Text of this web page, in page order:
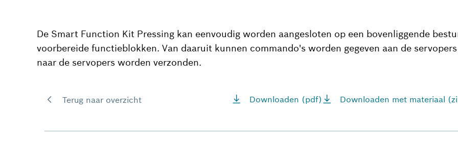
De Smart Function Kit Pressing kan eenvoudig worden aangesloten op een bovenliggende
voorbereide functieblokken. Van daaruit kunnen commando's worden gegeven aan de
naar de servopers worden verzonden.
Terug naar overzicht Downloaden (pdf) Downloaden met materiaal